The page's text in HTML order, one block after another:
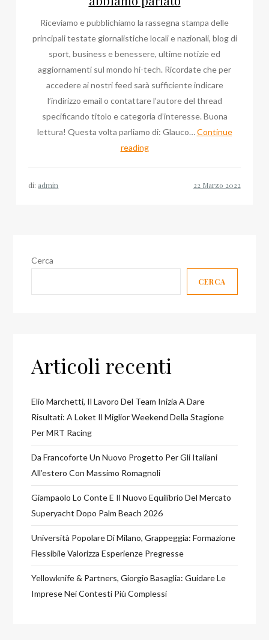
Riceviamo e pubblichiamo la rassegna stampa delle
principali testate giornalistiche locali e nazionali, blog di
sport, business e benessere, ultime notizie ed
aggiornamenti sul mondo hi-tech. Ricordate che per
accedere ai nostri feed sarà sufficiente indicare
l’indirizzo email o contattare l’autore del thread
specificando titolo e categoria d’interesse. Buona
lettura! Questa volta parliamo di: Glauco…Continue
readingGlauco
parlato
di: admin
Cerca
CERCA
Articoli recenti
Elio Marchetti, Il Lavoro Del Team Inizia A Dare
Risultati: A Loket Il Miglior Weekend Della Stagione
Per MRT Racing
Da Francoforte Un Nuovo Progetto Per Gli Italiani
All’estero Con Massimo Romagnoli
Giampaolo Lo Conte E Il Nuovo Equilibrio Del Mercato
Superyacht Dopo Palm Beach 2026
Università Popolare Di Milano, Grappeggia: Formazione
Flessibile Valorizza Esperienze Pregresse
Yellowknife & Partners, Giorgio Basaglia: Guidare Le
Imprese Nei Contesti Più Complessi